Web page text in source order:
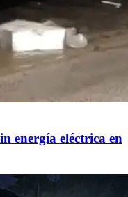
energía eléctrica en